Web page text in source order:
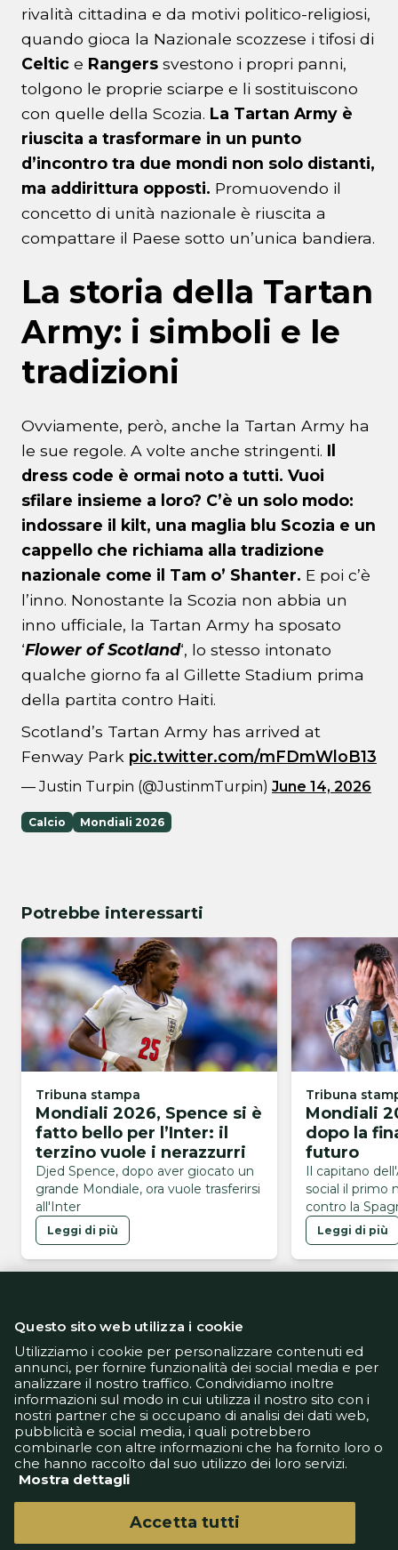
rivalità cittadina e da motivi politico-religiosi,
quando gioca la Nazionale scozzese i tifosi di
Celtic e Rangers svestono i propri panni,
tolgono le proprie sciarpe e li sostituiscono
con quelle della Scozia. La Tartan Army è
riuscita a trasformare in un punto
d’incontro tra due mondi non solo distanti,
ma addirittura opposti. Promuovendo il
concetto di unità nazionale è riuscita a
compattare il Paese sotto un’unica bandiera.
La storia della Tartan
Army: i simboli e le
tradizioni
Ovviamente, però, anche la Tartan Army ha
le sue regole. A volte anche stringenti. Il
dress code è ormai noto a tutti. Vuoi
sfilare insieme a loro? C’è un solo modo:
indossare il kilt, una maglia blu Scozia e un
cappello che richiama alla tradizione
nazionale come il Tam o’ Shanter. E poi c’è
l’inno. Nonostante la Scozia non abbia un
inno ufficiale, la Tartan Army ha sposato
‘Flower of Scotland‘, lo stesso intonato
qualche giorno fa al Gillette Stadium prima
della partita contro Haiti.
Scotland’s Tartan Army has arrived at
Fenway Park pic.twitter.com/mFDmWloB13
— Justin Turpin (@JustinmTurpin) June 14, 2026
Calcio Mondiali 2026
Potrebbe interessarti
Tribuna stampa
Mondiali 2026, Spence si è
fatto bello per l’Inter: il
terzino vuole i nerazzurri
Djed Spence, dopo aver giocato un
grande Mondiale, ora vuole trasferirsi
all'Inter
Leggi di più
Tribuna
Mondiali
dopo la
futuro
Il capitano
social il primo
contro la
Mondiali 2026
Leggi di più
Informativa Privacy
Informativa Cookie
Tech App
Gestione preferenze
support@goldbetlive.it
Questo sito web utilizza i cookie
Utilizziamo i cookie per personalizzare contenuti ed
annunci, per fornire funzionalità dei social media e per
analizzare il nostro traffico. Condividiamo inoltre
informazioni sul modo in cui utilizza il nostro sito con i
nostri partner che si occupano di analisi dei dati web,
pubblicità e social media, i quali potrebbero
combinarle con altre informazioni che ha fornito loro o
che hanno raccolto dal suo utilizzo dei loro servizi.
Mostra dettagli
Accetta tutti